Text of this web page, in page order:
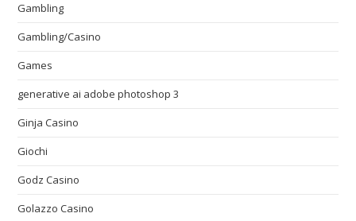
Gambling
Gambling/Casino
Games
generative ai adobe photoshop 3
Ginja Casino
Giochi
Godz Casino
Golazzo Casino